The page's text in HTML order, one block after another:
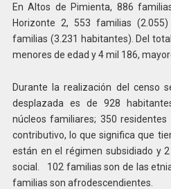
En Altos de Pimienta, 886
Horizonte 2, 553 familias
familias (3.231 habitantes). Del
menores de edad y 4 mil 186,
Durante la realización del censo
desplazada es de 928
núcleos familiares; 350
contributivo, lo que significa que
están en el régimen subsidiado y
social. 102 familias son de las
familias son afrodescendientes.